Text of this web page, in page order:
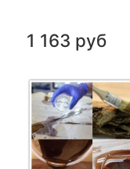
1 163 руб